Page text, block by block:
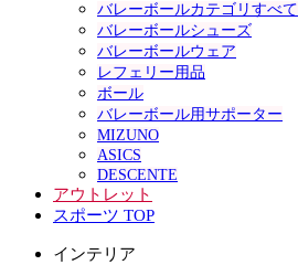
バレーボールカテゴリすべて
バレーボールシューズ
バレーボールウェア
レフェリー用品
ボール
バレーボール用サポーター
MIZUNO
ASICS
DESCENTE
アウトレット
スポーツ TOP
インテリア